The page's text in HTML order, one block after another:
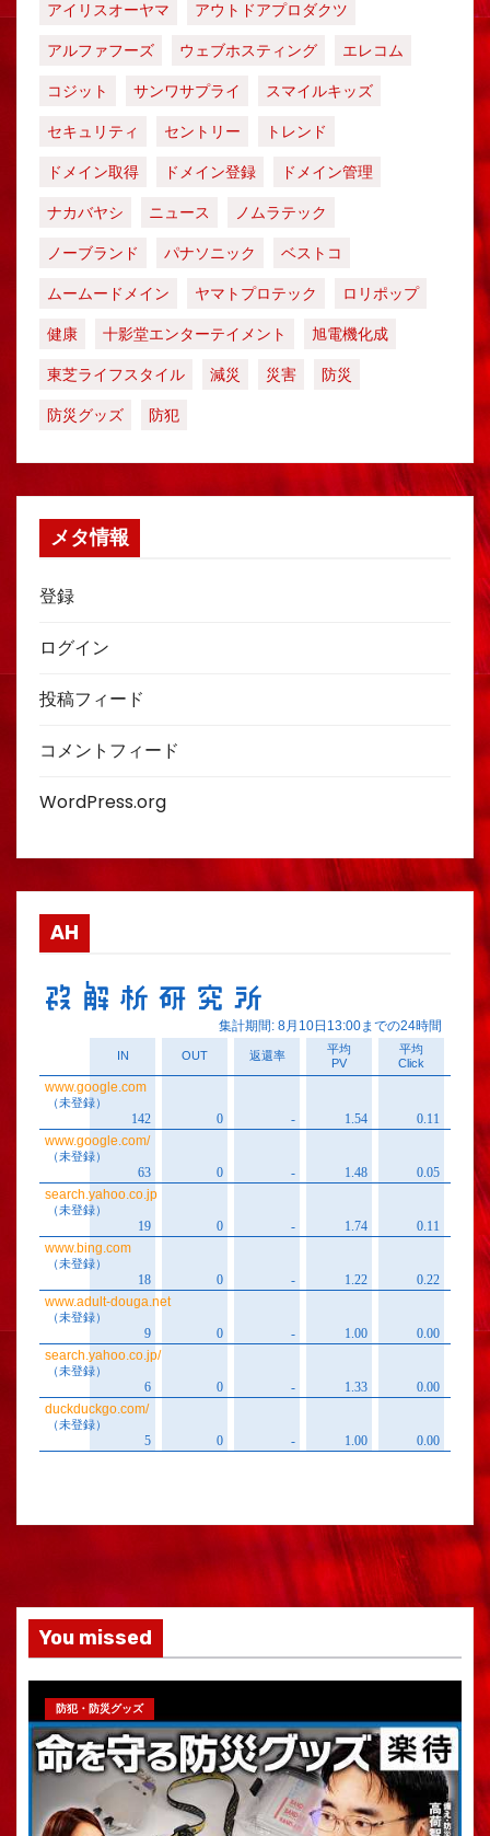
アイリスオーヤマ
アウトドアプロダクツ
アルファフーズ
ウェブホスティング
エレコム
コジット
サンワサプライ
スマイルキッズ
セキュリティ
セントリー
トレンド
ドメイン取得
ドメイン登録
ドメイン管理
ナカバヤシ
ニュース
ノムラテック
ノーブランド
パナソニック
ベストコ
ムームードメイン
ヤマトプロテック
ロリポップ
健康
十影堂エンターテイメント
旭電機化成
東芝ライフスタイル
減災 災害
防災
防災グッズ
防犯
メタ情報
登録
ログイン
投稿フィード
コメントフィード
WordPress.org
AH
You missed
防犯・防災グッズ